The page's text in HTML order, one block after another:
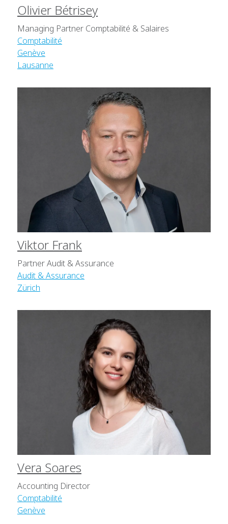
Olivier Bétrisey
Managing Partner Comptabilité & Salaires
Comptabilité
Genève
Lausanne
Viktor Frank
Partner Audit & Assurance
Audit & Assurance
Zürich
Vera Soares
Accounting Director
Comptabilité
Genève